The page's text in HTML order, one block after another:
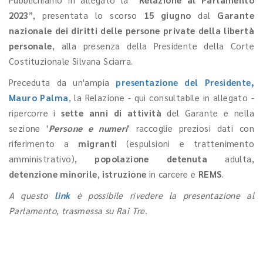
2023”, presentata lo scorso 15 giugno dal Garante
nazionale dei diritti delle persone private della libertà
personale, alla presenza della Presidente della Corte
Costituzionale Silvana Sciarra.
Preceduta da un'ampia presentazione del Presidente,
Mauro Palma, la Relazione - qui consultabile in allegato -
ripercorre isette anni di attività del Garante e nella
sezione 'Persone e numeri' raccoglie preziosi dati con
riferimento a migranti(espulsioni e trattenimento
amministrativo), popolazione detenuta adulta,
detenzione minorile, istruzione in carcere e REMS.
A questo linkè possibile rivedere la presentazione al
Parlamento, trasmessa su Rai Tre.